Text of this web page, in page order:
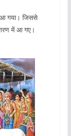
आ गया। जिससे
में आ गए।